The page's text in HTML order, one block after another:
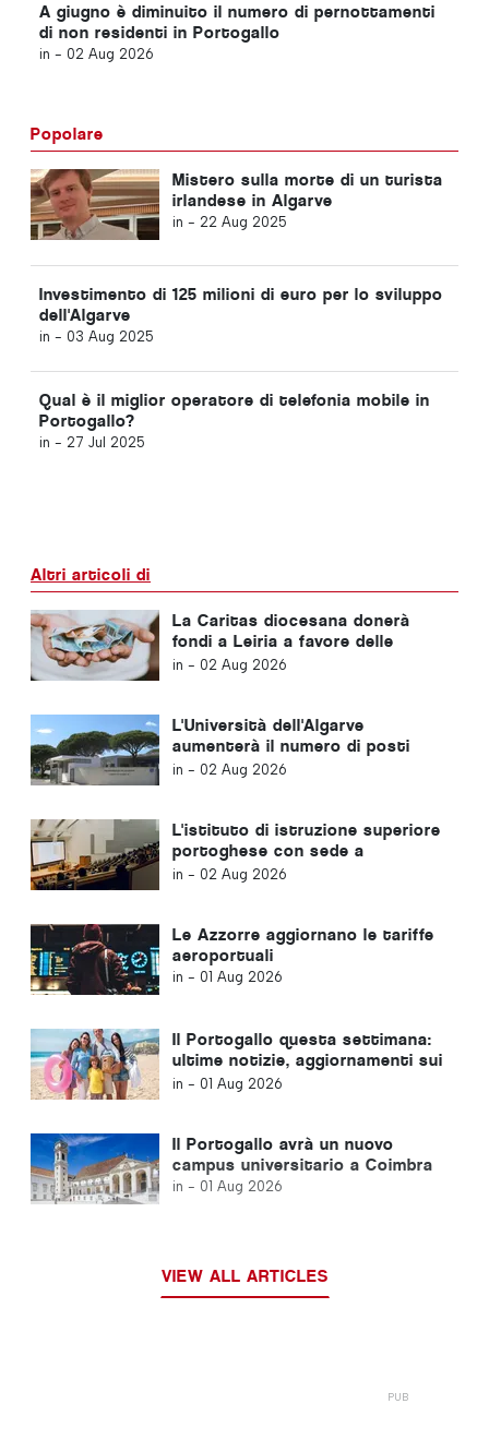
A giugno è diminuito il numero di pernottamenti
di non residenti in Portogallo
in - 02 Aug 2026
Popolare
Mistero sulla morte di un turista
irlandese in Algarve
in - 22 Aug 2025
Investimento di 125 milioni di euro per lo sviluppo
dell'Algarve
in - 03 Aug 2025
Qual è il miglior operatore di telefonia mobile in
Portogallo?
in - 27 Jul 2025
Altri articoli di
La Caritas diocesana donerà
fondi a Leiria a favore delle
vittime della tempesta in
in - 02 Aug 2026
L'Università dell'Algarve
aumenterà il numero di posti
letto per ospitare gli studenti
in - 02 Aug 2026
L'istituto di istruzione superiore
portoghese con sede a
Santarém cambierà nome
in - 02 Aug 2026
Le Azzorre aggiornano le tariffe
aeroportuali
in - 01 Aug 2026
Il Portogallo questa settimana:
ultime notizie, aggiornamenti sui
viaggi e le notizie principali da
in - 01 Aug 2026
Il Portogallo avrà un nuovo
campus universitario a Coimbra
in - 01 Aug 2026
VIEW ALL ARTICLES